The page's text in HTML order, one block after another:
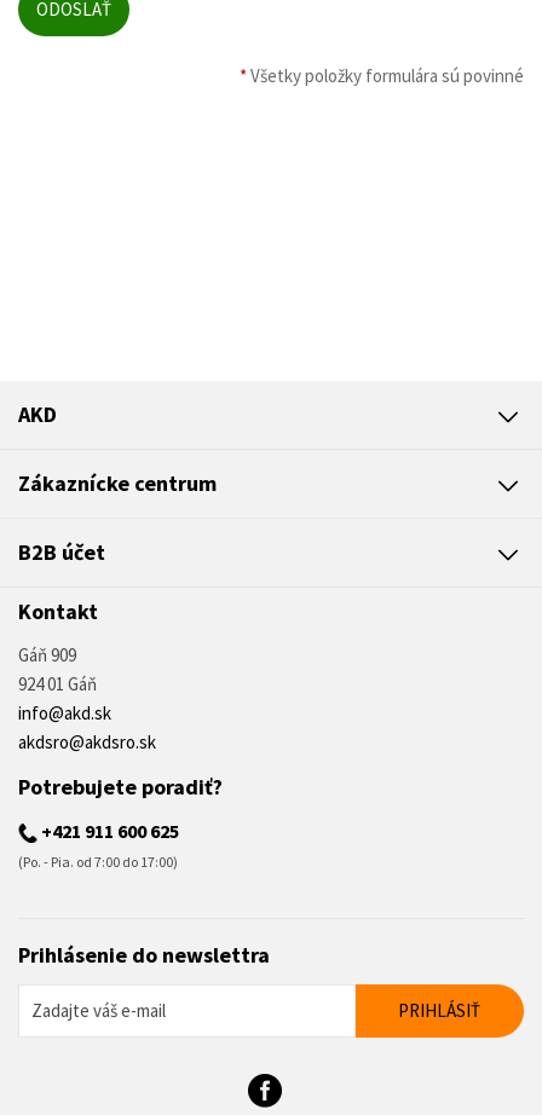
*Všetky položky formulára sú povinné
AKD
Zákaznícke centrum
B2B účet
Kontakt
Gáň 909
924 01 Gáň
info@akd.sk
akdsro@akdsro.sk
Potrebujete poradiť?
+421 911 600 625
(Po. - Pia. od 7:00 do 17:00)
Prihlásenie do newslettra